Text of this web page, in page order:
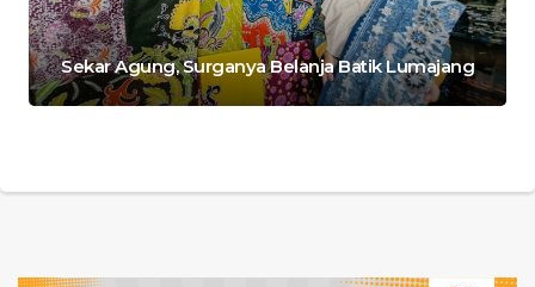
Sekar Agung, Surganya Belanja Batik Lumajang